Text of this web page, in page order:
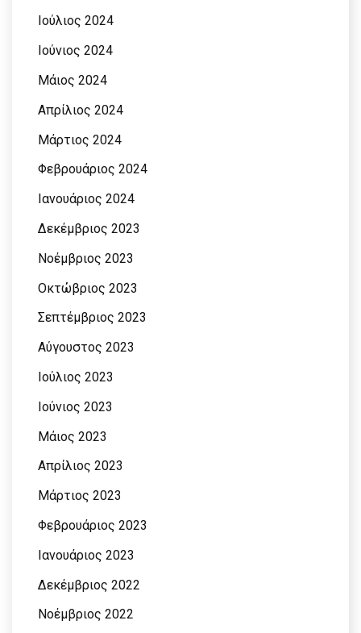
Ιούλιος 2024
Ιούνιος 2024
Μάιος 2024
Απρίλιος 2024
Μάρτιος 2024
Φεβρουάριος 2024
Ιανουάριος 2024
Δεκέμβριος 2023
Νοέμβριος 2023
Οκτώβριος 2023
Σεπτέμβριος 2023
Αύγουστος 2023
Ιούλιος 2023
Ιούνιος 2023
Μάιος 2023
Απρίλιος 2023
Μάρτιος 2023
Φεβρουάριος 2023
Ιανουάριος 2023
Δεκέμβριος 2022
Νοέμβριος 2022